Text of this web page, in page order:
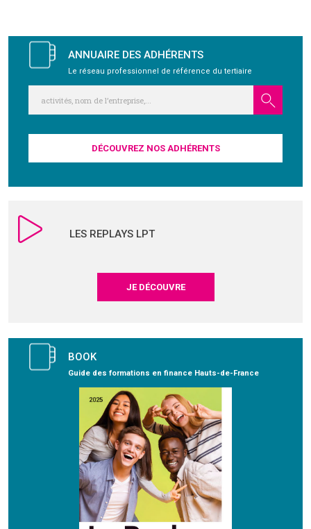
ANNUAIRE DES ADHÉRENTS
Le réseau professionnel de référence du tertiaire
DÉCOUVREZ NOS ADHÉRENTS
LES REPLAYS LPT
JE DÉCOUVRE
BOOK
Guide des formations en finance Hauts-de-France